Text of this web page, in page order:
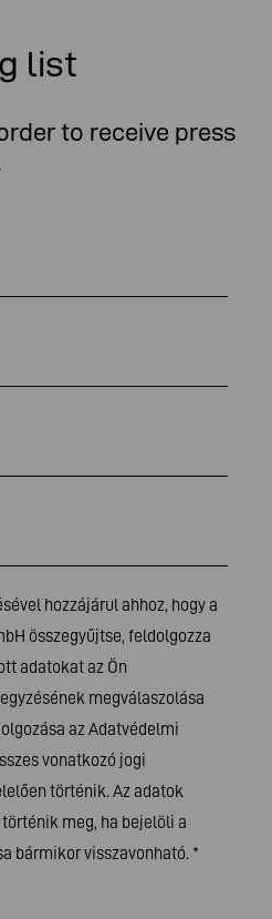
list
to receive press
hozzájárul ahhoz, hogy a
összegyűjtse, feldolgozza
adatokat az Ön
megválaszolása
azAdatvédelmi
vonatkozó jogi
történik. Az adatok
meg, ha bejelöli a
bármikor visszavonható. *